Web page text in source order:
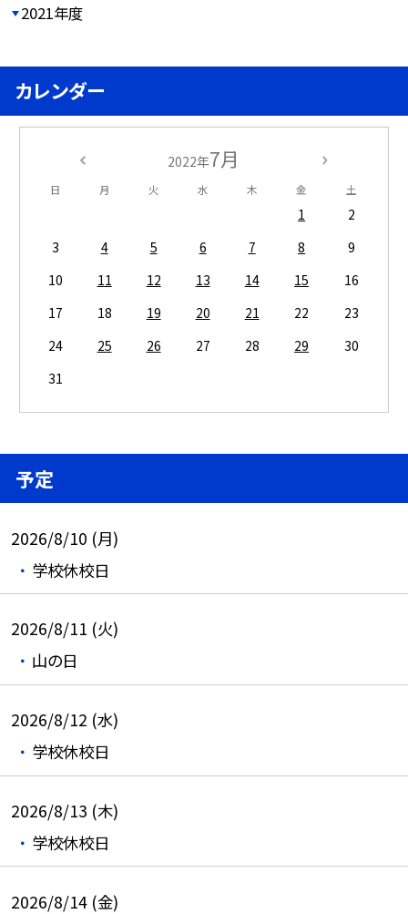
2021年度
カレンダー
2022年7月
日 月 火 水 木 金 土
1
2
3
4 5 6 7 8
9
10
11 12 13 14 15
16
17
18 19 20 21 22
23
24
25 26 27 28 29
30
31
予定
2026/8/10 (月)
学校休校日
2026/8/11 (火)
山の日
2026/8/12 (水)
学校休校日
2026/8/13 (木)
学校休校日
2026/8/14 (金)